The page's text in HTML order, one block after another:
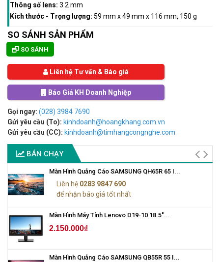
Thông số lens: 3.2 mm
Kích thước - Trọng lượng: 59 mm x 49 mm x 116 mm, 150 g
SO SÁNH SẢN PHẨM
SO SÁNH
Liên hệ Tư vấn & Báo giá
Báo Giá KH Doanh Nghiệp
Gọi ngay: (028) 3984 7690
Gửi yêu cầu (To): kinhdoanh@hoangkhang.com.vn
Gửi yêu cầu (CC): kinhdoanh@timhangcongnghe.com
BÁN CHẠY
Màn Hình Quảng Cáo SAMSUNG QH65R 65 I...
Liên hệ 0283 9847 690
để nhận báo giá tốt nhất
Màn Hình Máy Tính Lenovo D19-10 18.5"...
2.150.000₫
Màn Hình Quảng Cáo SAMSUNG QB55R 55 I...